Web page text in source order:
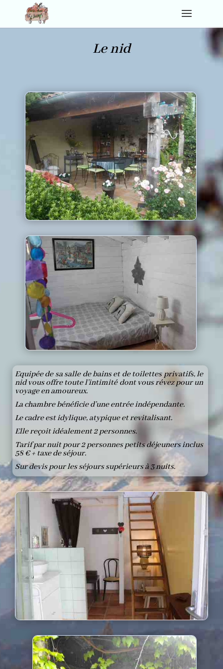
Le nid
Equipée de sa salle de bains et de toilettes privatifs, le
nid vous offre toute l’intimité dont vous révez pour un
voyage en amoureux.
La chambre bénéficie d’une entrée indépendante.
Le cadre est idylique, atypique et revitalisant.
Elle reçoit idéalement 2 personnes.
Tarif par nuit pour 2 personnes petits déjeuners inclus
58 € + taxe de séjour.
Sur devis pour les séjours supérieurs à 3 nuits.